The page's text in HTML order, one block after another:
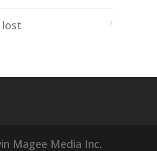
lost
Magee Media Inc.